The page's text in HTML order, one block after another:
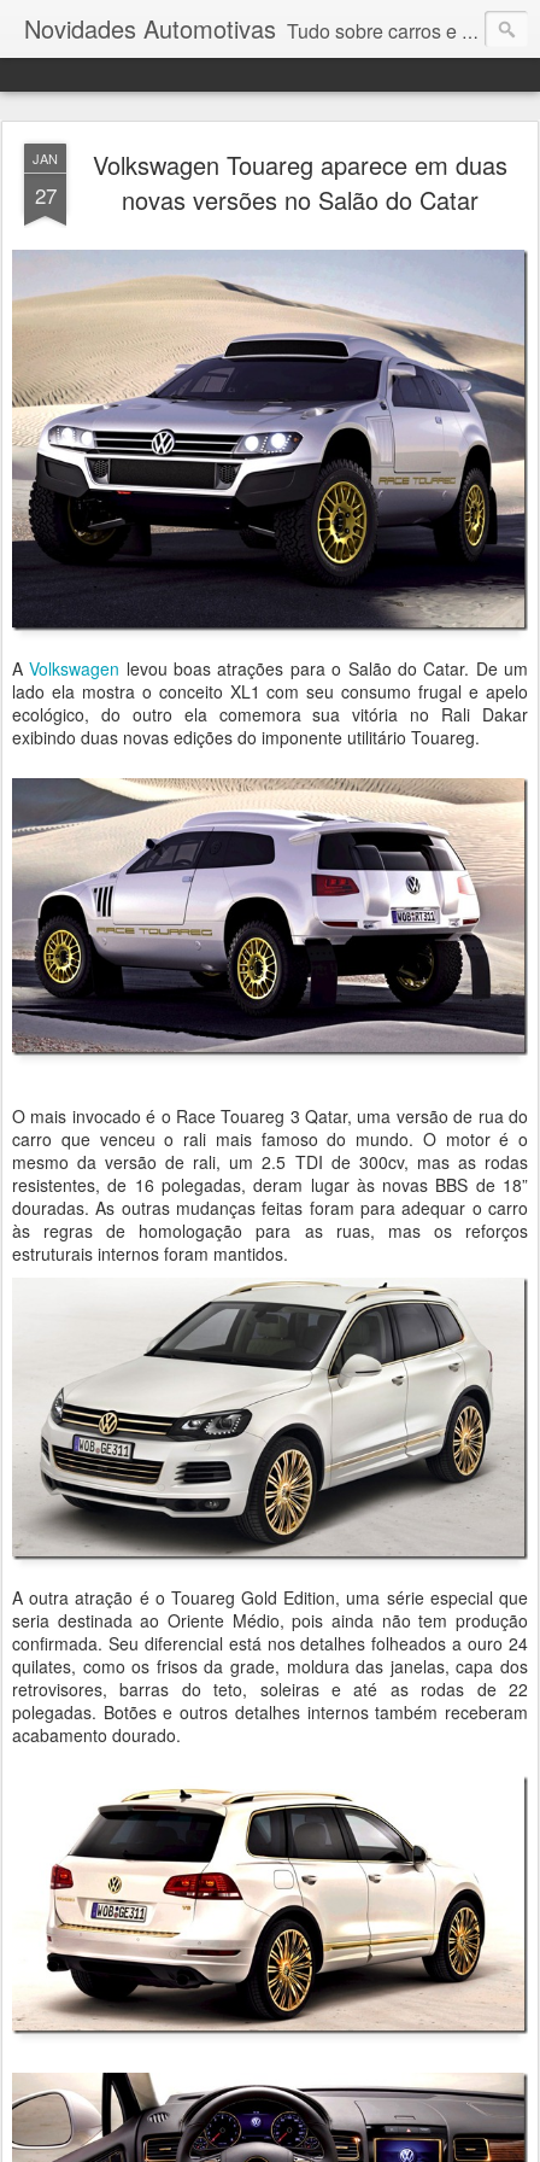
Novidades Automotivas Tudo sobre carros e motores
JAN
27
Volkswagen Touareg aparece em duas
novas versões no Salão do Catar
AVolkswagen levou boas atrações para o Salão do Catar. De um
lado ela mostra o conceito XL1 com seu consumo frugal e apelo
ecológico, do outro ela comemora sua vitória no Rali Dakar
exibindo duas novas edições do imponente utilitário Touareg.
O mais invocado é o Race Touareg 3 Qatar, uma versão de rua do
carro que venceu o rali mais famoso do mundo. O motor é o
mesmo da versão de rali, um 2.5 TDI de 300cv, mas as rodas
resistentes, de 16 polegadas, deram lugar às novas BBS de 18”
douradas. As outras mudanças feitas foram para adequar o carro
às regras de homologação para as ruas, mas os reforços
estruturais internos foram mantidos.
A outra atração é o Touareg Gold Edition, uma série especial que
seria destinada ao Oriente Médio, pois ainda não tem produção
confirmada. Seu diferencial está nos detalhes folheados a ouro 24
quilates, como os frisos da grade, moldura das janelas, capa dos
retrovisores, barras do teto, soleiras e até as rodas de 22
polegadas. Botões e outros detalhes internos também receberam
acabamento dourado.